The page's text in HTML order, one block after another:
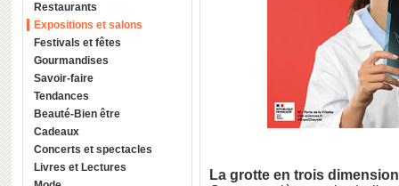
Restaurants
Expositions et salons
Festivals et fêtes
Gourmandises
Savoir-faire
Tendances
Beauté-Bien être
Cadeaux
Concerts et spectacles
Livres et Lectures
La grotte en trois